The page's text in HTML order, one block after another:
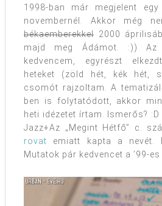
1998-ban már megjelent
novembernél. Akkor még
békaemberekkel 2000
majd meg Ádámot. :)) Az
kedvencem, egyrészt
heteket (zöld hét, kék hét,
csomót rajzoltam. A
ben is folytatódott, akkor
heti idézetet írtam. Ismerős?
Jazz+Az „Megint Hétfő” c.
rovat emiatt kapta a nevét.
Mutatok pár kedvencet a ’99-